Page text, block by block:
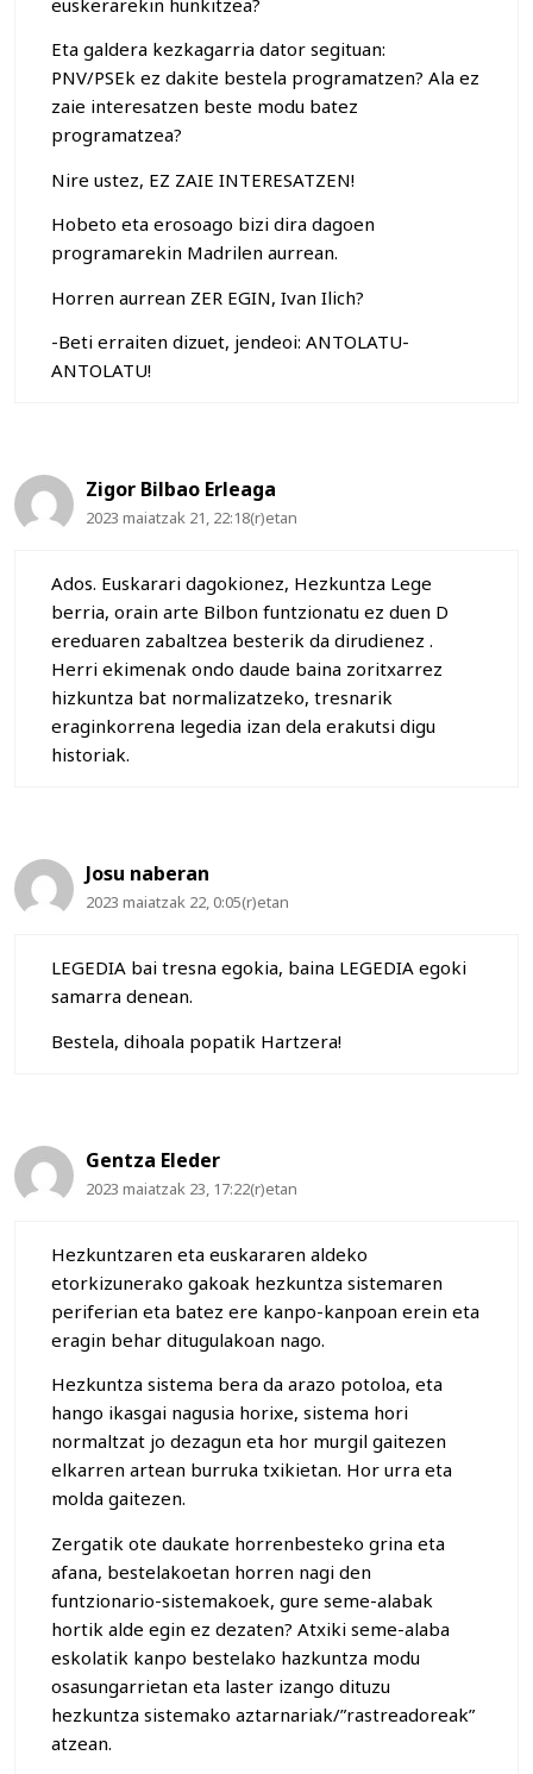
Eta galdera kezkagarria dator segituan:
PNV/PSEk ez dakite bestela programatzen? Ala ez
zaie interesatzen beste modu batez
programatzea?
Nire ustez, EZ ZAIE INTERESATZEN!
Hobeto eta erosoago bizi dira dagoen
programarekin Madrilen aurrean.
Horren aurrean ZER EGIN, Ivan Ilich?
-Beti erraiten dizuet, jendeoi: ANTOLATU-
ANTOLATU!
Zigor Bilbao Erleaga
2023 maiatzak 21, 22:18(r)etan
Ados. Euskarari dagokionez, Hezkuntza Lege
berria, orain arte Bilbon funtzionatu ez duen D
ereduaren zabaltzea besterik da dirudienez .
Herri ekimenak ondo daude baina zoritxarrez
hizkuntza bat normalizatzeko, tresnarik
eraginkorrena legedia izan dela erakutsi digu
historiak.
Josu naberan
2023 maiatzak 22, 0:05(r)etan
LEGEDIA bai tresna egokia, baina LEGEDIA egoki
samarra denean.
Bestela, dihoala popatik Hartzera!
Gentza Eleder
2023 maiatzak 23, 17:22(r)etan
Hezkuntzaren eta euskararen aldeko
etorkizunerako gakoak hezkuntza sistemaren
periferian eta batez ere kanpo-kanpoan erein eta
eragin behar ditugulakoan nago.
Hezkuntza sistema bera da arazo potoloa, eta
hango ikasgai nagusia horixe, sistema hori
normaltzat jo dezagun eta hor murgil gaitezen
elkarren artean burruka txikietan. Hor urra eta
molda gaitezen.
Zergatik ote daukate horrenbesteko grina eta
afana, bestelakoetan horren nagi den
funtzionario-sistemakoek, gure seme-alabak
hortik alde egin ez dezaten? Atxiki seme-alaba
eskolatik kanpo bestelako hazkuntza modu
osasungarrietan eta laster izango dituzu
hezkuntza sistemako aztarnariak/”rastreadoreak”
atzean.